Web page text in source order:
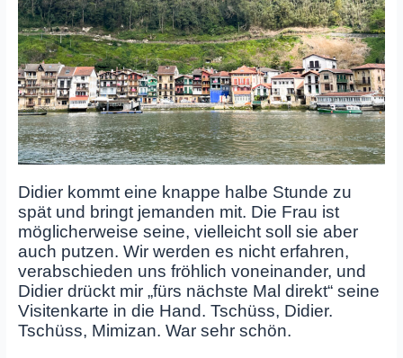
Didier kommt eine knappe halbe Stunde zu
spät und bringt jemanden mit. Die Frau ist
möglicherweise seine, vielleicht soll sie aber
auch putzen. Wir werden es nicht erfahren,
verabschieden uns fröhlich voneinander, und
Didier drückt mir „fürs nächste Mal direkt“ seine
Visitenkarte in die Hand. Tschüss, Didier.
Tschüss, Mimizan. War sehr schön.